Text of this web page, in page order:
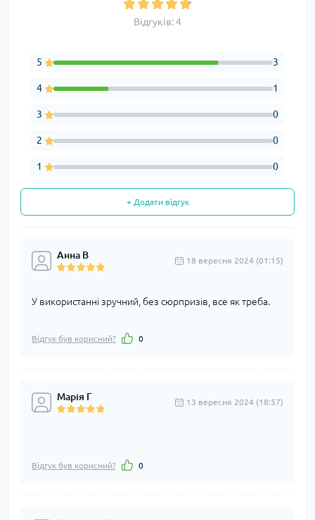
Відгуків: 4
5 3
4 1
3 0
2 0
1 0
+ Додати відгук
Анна В 18 вересня 2024 (01:15)
У використанні зручний, без сюрпризів, все як треба.
Відгук був корисний? 0
Марія Г 13 вересня 2024 (18:57)
Відгук був корисний? 0